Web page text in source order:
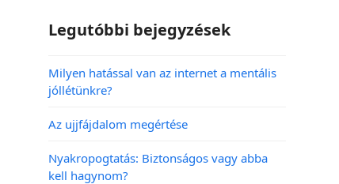
Legutóbbi bejegyzések
Milyen hatással van az internet a mentális
jóllétünkre?
Az ujjfájdalom megértése
Nyakropogtatás: Biztonságos vagy abba
kell hagynom?